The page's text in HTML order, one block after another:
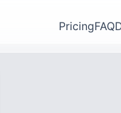
PricingFAQ